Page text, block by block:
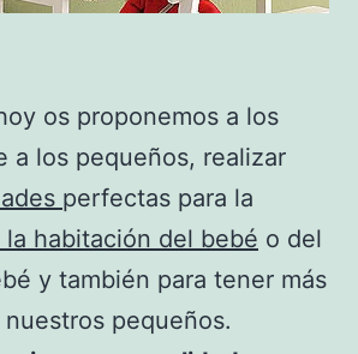
os proponemos a los
a los pequeños, realizar
perfectas para la
habitación del bebé o del
y también para tener más
pequeños.